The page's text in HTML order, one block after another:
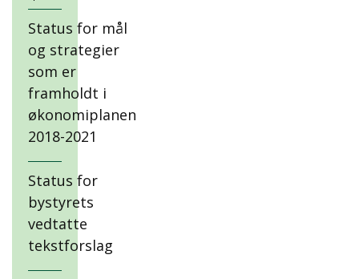
Status for mål
og strategier
som er
framholdt i
økonomiplanen
2018-2021
Status for
bystyrets
vedtatte
tekstforslag